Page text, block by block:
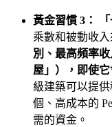
黃金習慣 3： 「
乘數和被動收入
別、最高頻率
屋」），即使它
級建築可以提
個、高成本的
需的資金。